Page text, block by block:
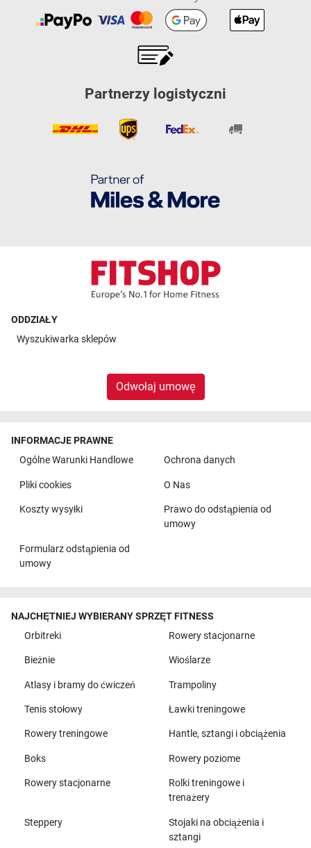
Partnerzy logistyczni
ODDZIAŁY
Wyszukiwarka sklepów
Odwołaj umowę
INFORMACJE PRAWNE
Ogólne Warunki Handlowe
Ochrona danych
Pliki cookies O Nas
Koszty wysyłki
Prawo do odstąpienia od
umowy
Formularz odstąpienia od
umowy
NAJCHĘTNIEJ WYBIERANY SPRZĘT FITNESS
Orbitreki
Rowery stacjonarne
Bieżnie Wioślarze
Atlasy i bramy do ćwiczeń Trampoliny
Tenis stołowy Ławki treningowe
Rowery treningowe Hantle, sztangi i obciążenia
Boks Rowery poziome
Rowery stacjonarne
Rolki treningowe i
trenażery
Steppery
Stojaki na obciążenia i
sztangi